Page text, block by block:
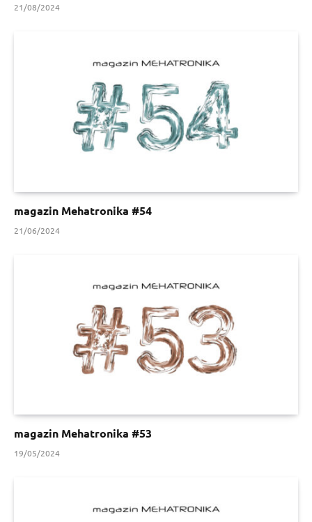
21/08/2024
magazin Mehatronika #54
21/06/2024
magazin Mehatronika #53
19/05/2024